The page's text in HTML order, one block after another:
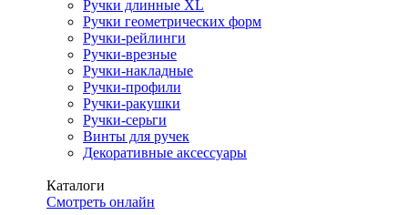
Ручки длинные XL
Ручки геометрических форм
Ручки-рейлинги
Ручки-врезные
Ручки-накладные
Ручки-профили
Ручки-ракушки
Ручки-серьги
Винты для ручек
Декоративные аксессуары
Каталоги
Смотреть онлайн